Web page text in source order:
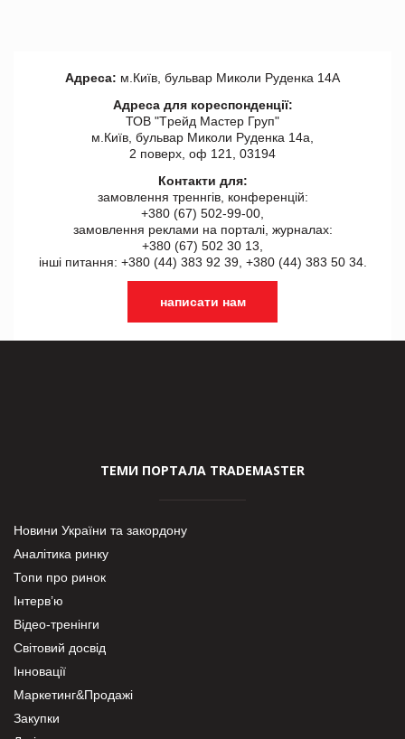
Адреса: м.Київ, бульвар Миколи Руденка 14А
Адреса для кореспонденції:
ТОВ "Tрейд Мастер Груп"
м.Київ, бульвар Миколи Руденка 14а,
2 поверх, оф 121, 03194
Контакти для:
замовлення треннгів, конференцій:
+380 (67) 502-99-00,
замовлення реклами на порталі, журналах:
+380 (67) 502 30 13,
інші питання: +380 (44) 383 92 39, +380 (44) 383 50 34.
написати нам
ТЕМИ ПОРТАЛА TRADEMASTER
Новини України та закордону
Аналітика ринку
Топи про ринок
Інтерв’ю
Відео-тренінги
Світовий досвід
Інновації
Маркетинг&Продажі
Закупки